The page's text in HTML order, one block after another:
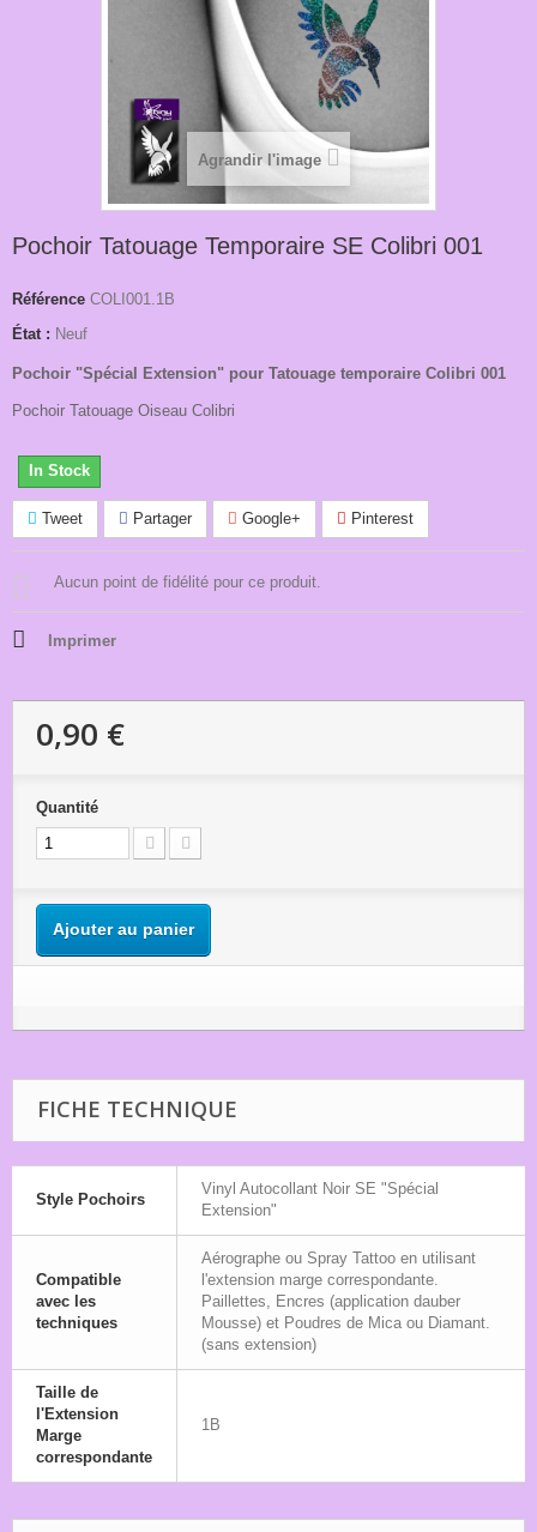
Agrandir l'image
Pochoir Tatouage Temporaire SE Colibri 001
Référence COLI001.1B
État : Neuf
Pochoir "Spécial Extension" pour Tatouage temporaire Colibri 001
Pochoir Tatouage Oiseau Colibri
In Stock
Tweet Partager Google+ Pinterest
Aucun point de fidélité pour ce produit.
Imprimer
0,90 €
Quantité
Ajouter au panier
FICHE TECHNIQUE
Style Pochoirs
Vinyl Autocollant Noir SE "Spécial
Extension"
Compatible
avec les
techniques
Aérographe ou Spray Tattoo en utilisant
l'extension marge correspondante.
Paillettes, Encres (application dauber
Mousse) et Poudres de Mica ou Diamant.
(sans extension)
Taille de
l'Extension
Marge
correspondante
1B